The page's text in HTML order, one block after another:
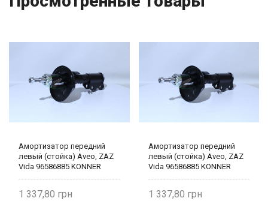
Амортизатор передний
левый (стойка) Aveo, ZAZ
Vida 96586885 KONNER
1 337,80
Амортизатор передний
левый (стойка) Aveo, ZAZ
Vida 96586885 KONNER
1 337,80